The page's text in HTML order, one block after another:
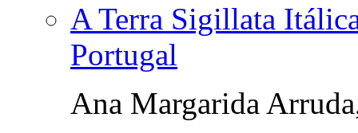
A Terra Sigillata
Portugal
Ana Margarida